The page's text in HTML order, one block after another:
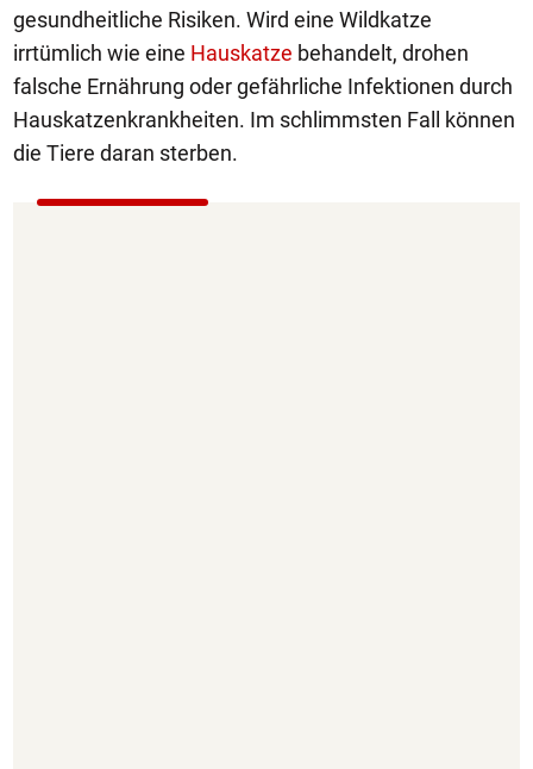
gesundheitliche Risiken. Wird eine Wildkatze
irrtümlich wie eine Hauskatze behandelt, drohen
falsche Ernährung oder gefährliche Infektionen durch
Hauskatzenkrankheiten. Im schlimmsten Fall können
die Tiere daran sterben.